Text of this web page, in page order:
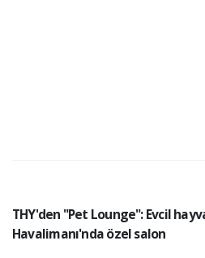
THY'den "Pet Lounge": Evcil
Havalimanı'nda özel salon